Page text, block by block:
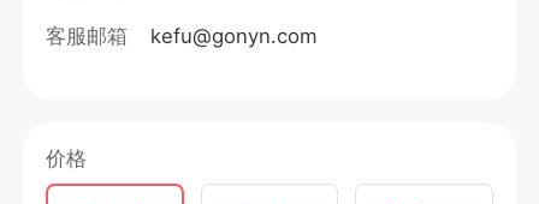
客服邮箱 kefu@gonyn.com
价格